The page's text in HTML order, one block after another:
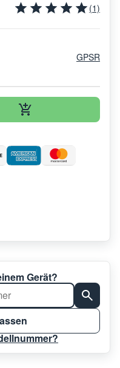
(1)
GPSR
Gerät?